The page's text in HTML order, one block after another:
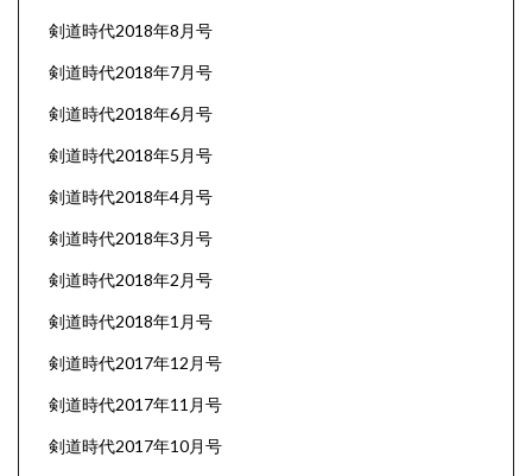
剣道時代2018年8月号
剣道時代2018年7月号
剣道時代2018年6月号
剣道時代2018年5月号
剣道時代2018年4月号
剣道時代2018年3月号
剣道時代2018年2月号
剣道時代2018年1月号
剣道時代2017年12月号
剣道時代2017年11月号
剣道時代2017年10月号